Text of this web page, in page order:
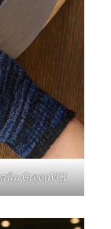
ม GreenVCI